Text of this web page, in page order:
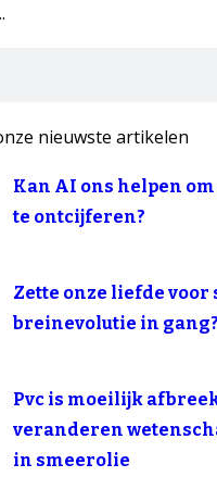
nieuwste artikelen
Kan AI ons helpen
te ontcijferen?
Zette onze liefde voor
breinevolutie in gang?
Pvc is moeilijk
veranderen
in smeerolie